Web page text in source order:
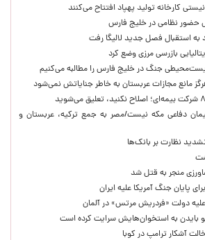
کارخانه تولید پهپاد افتتاح می‌کنند
حضور نظامی در خلیج فارس
به استقبال فصل جدید لالیگا رفت
بازرسی مرزی وضع کرد
جنگ در خلیج فارس را مطالبه‌ می‌کنیم
مانع مجازات عربستان به خاطر جنایاتش نمی‌شود
دفاعی مکه نیست/مصر به جمع ترکیه، عربستان و
نظارت بر بانک‌ها
منجر به قتل شد
پایان جنگ آمریکا علیه ایران
دولت «فردریش مرتس» در آلمان
بایدن به استخوان‌هایش سرایت کرده است
آشکار ترامپ در کوبا